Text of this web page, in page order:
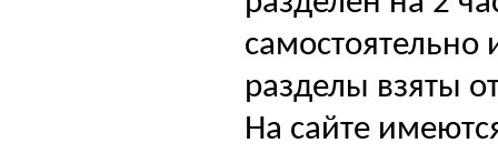
самостоятельно
разделы взяты
На сайте